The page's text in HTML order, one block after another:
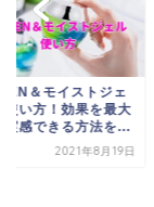
＆モイストジェ
使い方！効果を最大
実感できる方法を...
2021年8月19日